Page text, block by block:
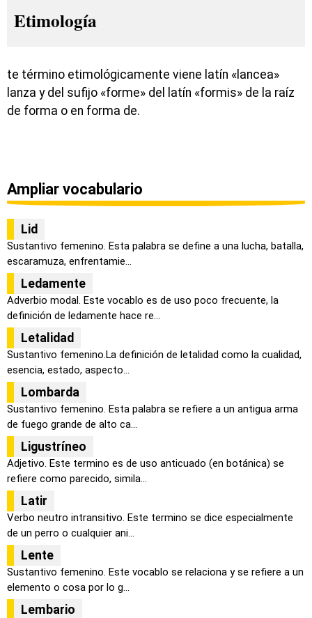
Etimología
te término etimológicamente viene latín «lancea»
lanza y del sufijo «forme» del latín «formis» de la raíz
de forma o en forma de.
Ampliar vocabulario
Lid
Sustantivo femenino. Esta palabra se define a una lucha, batalla,
escaramuza, enfrentamie...
Ledamente
Adverbio modal. Este vocablo es de uso poco frecuente, la
definición de ledamente hace re...
Letalidad
Sustantivo femenino.La definición de letalidad como la cualidad,
esencia, estado, aspecto...
Lombarda
Sustantivo femenino. Esta palabra se refiere a un antigua arma
de fuego grande de alto ca...
Ligustríneo
Adjetivo. Este termino es de uso anticuado (en botánica) se
refiere como parecido, simila...
Latir
Verbo neutro intransitivo. Este termino se dice especialmente
de un perro o cualquier ani...
Lente
Sustantivo femenino. Este vocablo se relaciona y se refiere a un
elemento o cosa por lo g...
Lembario